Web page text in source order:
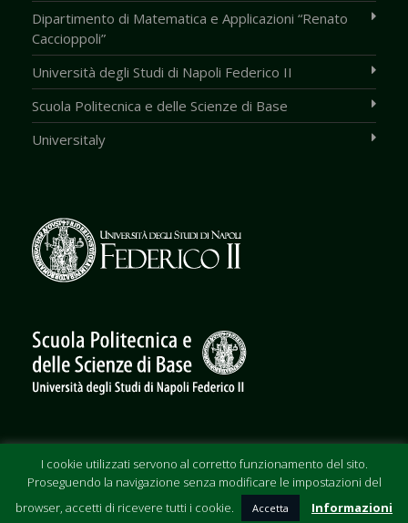
Dipartimento di Matematica e Applicazioni “Renato
Caccioppoli”
Università degli Studi di Napoli Federico II
Scuola Politecnica e delle Scienze di Base
Universitaly
© Copyright 2018 Dipartimento di Matematica e Applicazioni “Renato
Caccioppoli”
Università degli Studi di Napoli Federico II – Via Cintia, Monte S. Angelo
I-80126 Napoli, Italy
I cookie utilizzati servono al corretto funzionamento del sito.
Proseguendo la navigazione senza modificare le impostazioni del
browser, accetti di ricevere tutti i cookie.
Accetta Informazioni